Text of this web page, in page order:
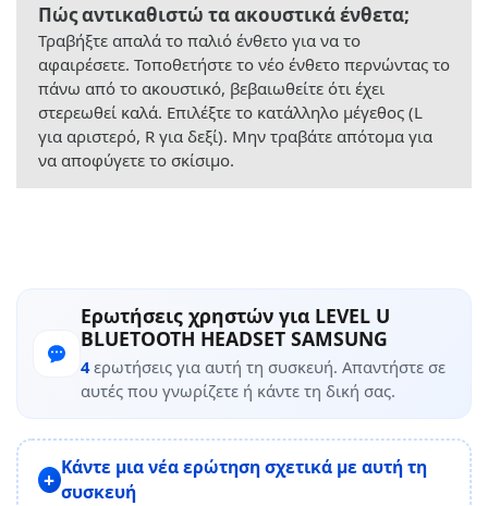
Πώς αντικαθιστώ τα ακουστικά ένθετα;
Τραβήξτε απαλά το παλιό ένθετο για να το
αφαιρέσετε. Τοποθετήστε το νέο ένθετο περνώντας το
πάνω από το ακουστικό, βεβαιωθείτε ότι έχει
στερεωθεί καλά. Επιλέξτε το κατάλληλο μέγεθος (L
για αριστερό, R για δεξί). Μην τραβάτε απότομα για
να αποφύγετε το σκίσιμο.
Ερωτήσεις χρηστών για LEVEL U
BLUETOOTH HEADSET SAMSUNG
4ερωτήσεις για αυτή τη συσκευή. Απαντήστε σε
αυτές που γνωρίζετε ή κάντε τη δική σας.
Κάντε μια νέα ερώτηση σχετικά με αυτή τη
συσκευή